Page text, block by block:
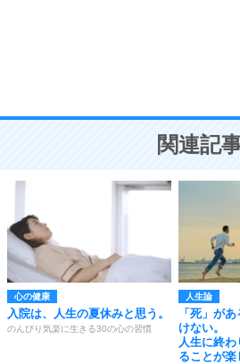
ことが大切。
関連記
心の健康
入院は、人生の夏休みと思う。
のんびり気楽に生きる30の心の習慣
人生論
「死」が
けない。
人生に終わ
ることが楽